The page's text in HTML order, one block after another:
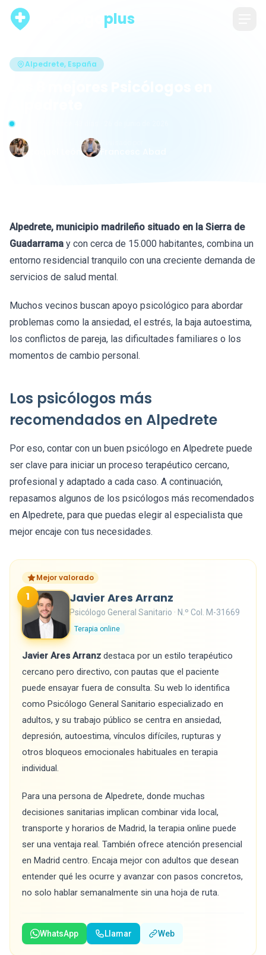
plus
Alpedrete, España
Actualizado hace 43 días · 26 de junio de 2026
Alpedrete, municipio madrileño situado en la Sierra de
Guadarrama y con cerca de 15.000 habitantes, combina un
entorno residencial tranquilo con una creciente demanda de
servicios de salud mental.
Muchos vecinos buscan apoyo psicológico para abordar
problemas como la ansiedad, el estrés, la baja autoestima,
los conflictos de pareja, las dificultades familiares o los
momentos de cambio personal.
Los psicólogos más
recomendados en Alpedrete
Por eso, contar con un buen psicólogo en Alpedrete puede
ser clave para iniciar un proceso terapéutico cercano,
profesional y adaptado a cada caso. A continuación,
repasamos algunos de los psicólogos más recomendados
en Alpedrete, para que puedas elegir al especialista que
mejor encaje con tus necesidades.
Mejor valorado
1 Javier Ares Arranz
Psicólogo General Sanitario · N.º Col. M-31669
Terapia online
Javier Ares Arranz destaca por un estilo terapéutico
cercano pero directivo, con pautas que el paciente
puede ensayar fuera de consulta. Su web lo identifica
como Psicólogo General Sanitario especializado en
adultos, y su trabajo público se centra en ansiedad,
depresión, autoestima, vínculos difíciles, rupturas y
otros bloqueos emocionales habituales en terapia
individual.
Para una persona de Alpedrete, donde muchas
decisiones sanitarias implican combinar vida local,
transporte y horarios de Madrid, la terapia online puede
ser una ventaja real. También ofrece atención presencial
en Madrid centro. Encaja mejor con adultos que desean
entender qué les ocurre y avanzar con pasos concretos,
no solo hablar semanalmente sin una hoja de ruta.
WhatsApp Llamar Web